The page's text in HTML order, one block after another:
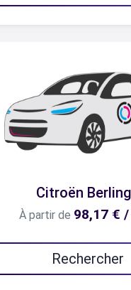
Citroën
À partir de 98,17 €
Rechercher